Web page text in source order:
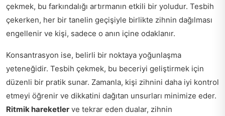
çekmek, bu farkındalığı artırmanın etkili bir yoludur. Tesbih
çekerken, her bir tanelin geçişiyle birlikte zihnin dağılması
engellenir ve kişi, sadece o anın içine odaklanır.
Konsantrasyon ise, belirli bir noktaya yoğunlaşma
yeteneğidir. Tesbih çekmek, bu beceriyi geliştirmek için
düzenli bir pratik sunar. Zamanla, kişi zihnini daha iyi kontrol
etmeyi öğrenir ve dikkatini dağıtan unsurları minimize eder.
Ritmik hareketler ve tekrar eden dualar, zihnin